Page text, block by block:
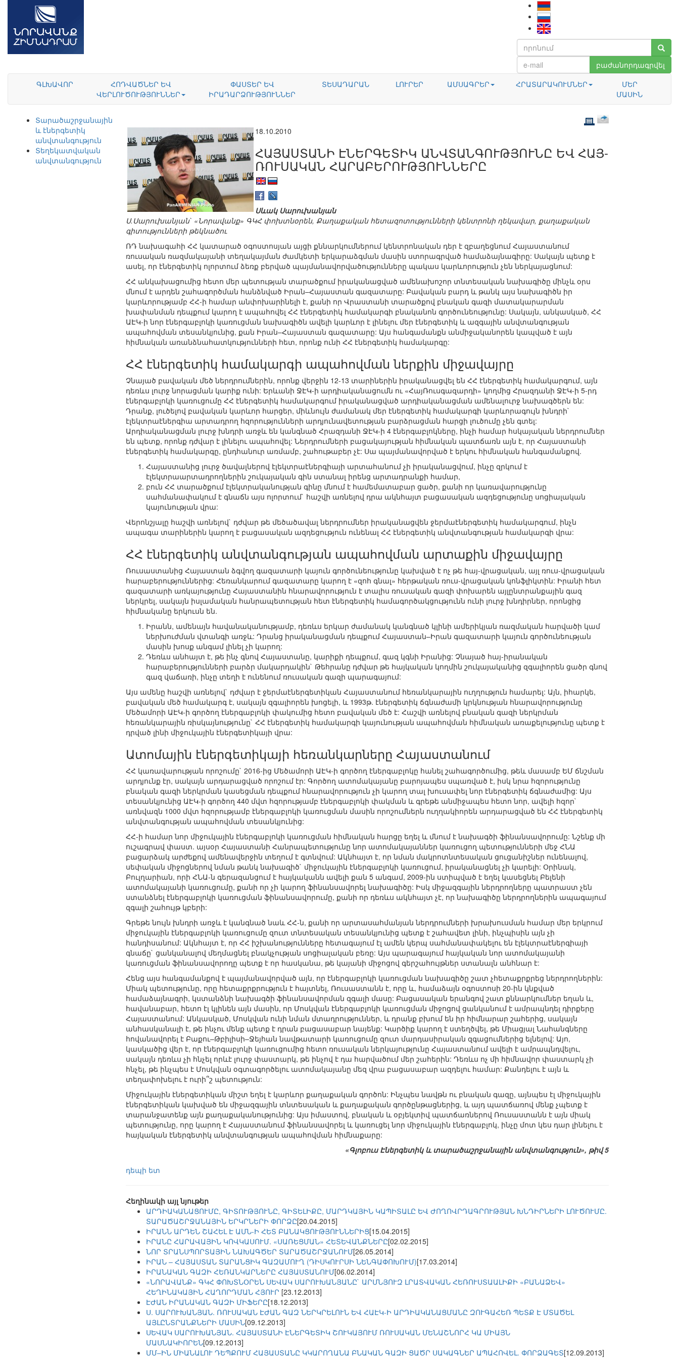
բաժանորդագրվել
ԳԼԽԱՎՈՐ
ՀՈԴՎԱԾՆԵՐ ԵՎ
ՎԵՐԼՈՒԾՈՒԹՅՈՒՆՆԵՐ
ՓԱՍՏԵՐ ԵՎ
ԻՐԱԴԱՐՁՈՒԹՅՈՒՆՆԵՐ
ՏԵՍԱԴԱՐԱՆ ԼՈՒՐԵՐ ԱՄՍԱԳՐԵՐ ՀՐԱՏԱՐԱԿՈՒՄՆԵՐ
ՄԵՐ
ՄԱՍԻՆ
Տարածաշրջանային
և էներգետիկ
անվտանգություն
Տեղեկատվական
անվտանգություն
18.10.2010
ՀԱՅԱՍՏԱՆԻ ԷՆԵՐԳԵՏԻԿ ԱՆՎՏԱՆԳՈՒԹՅՈՒՆԸ ԵՎ ՀԱՅ-
ՌՈՒՍԱԿԱՆ ՀԱՐԱԲԵՐՈՒԹՅՈՒՆՆԵՐԸ
Սևակ Սարուխանյան
Ս.Սարուխանյան` «Նորավանք» ԳԿՀ փոխտնօրեն, Քաղաքական հետազոտությունների կենտրոնի ղեկավար, քաղաքական
գիտությունների թեկնածու
ՌԴ նախագահի ՀՀ կատարած օգոստոսյան այցի քննարկումներում կենտրոնական դեր է զբաղեցնում Հայաստանում
ռուսական ռազմակայանի տեղակայման ժամկետի երկարաձգման մասին ստորագրված համաձայնագիրը: Սակայն պետք է
ասել, որ էներգետիկ ոլորտում ձեռք բերված պայմանավորվածությունները պակաս կարևորություն չեն ներկայացնում:
ՀՀ անկախացումից հետո մեր պետության տարածքում իրականացված ամենախոշոր տնտեսական նախագիծը մինչև օրս
մնում է արդեն շահագործման հանձնված Իրան–Հայաստան գազատարը: Բավական բարդ և թանկ այս նախագիծն իր
կարևորությամբ ՀՀ-ի համար անփոխարինելի է, քանի որ Վրաստանի տարածքով բնական գազի մատակարարման
խափանման դեպքում կարող է ապահովել ՀՀ էներգետիկ համակարգի բնականոն գործունեությունը: Սակայն, անկասկած, ՀՀ
ԱԷԿ-ի նոր էներգաբլոկի կառուցման նախագիծն ավելի կարևոր է լինելու մեր էներգետիկ և ազգային անվտանգության
ապահովման տեսանկյունից, քան Իրան–Հայաստան գազատարը: Այս հանգամանքն անմիջականորեն կապված է այն
հիմնական առանձնահատկությունների հետ, որոնք ունի ՀՀ էներգետիկ համակարգը:
ՀՀ էներգետիկ համակարգի ապահովման ներքին միջավայրը
Չնայած բավական մեծ ներդրումներին, որոնք վերջին 12-13 տարիներին իրականացվել են ՀՀ էներգետիկ համակարգում, այն
դեռևս լուրջ նորացման կարիք ունի: Երևանի ՋԷԿ-ի արդիականացումն ու «ՀայՌուսգազարդի» կողմից Հրազդանի ՋԷԿ-ի 5-րդ
էներգաբլոկի կառուցումը ՀՀ էներգետիկ համակարգում իրականացված արդիականացման ամենալուրջ նախագծերն են:
Դրանք, լուծելով բավական կարևոր հարցեր, միևնույն ժամանակ մեր էներգետիկ համակարգի կարևորագույն խնդրի`
էլեկտրաէներգիա արտադրող հզորությունների արդյունավետության բարձրացման հարցի լուծումը չեն գտել:
Արդիականացման լուրջ խնդրի առջև են կանգնած Հրազդանի ՋԷԿ-ի 4 էներգաբլոկները, ինչի համար հսկայական ներդրումներ
են պետք, որոնք դժվար է լինելու ապահովել: Ներդրումների բացակայության հիմնական պատճառն այն է, որ Հայաստանի
էներգետիկ համակարգը, ընդհանուր առմամբ, շահութաբեր չէ: Սա պայմանավորված է երկու հիմնական հանգամանքով.
Հայաստանից լուրջ ծավալներով էլեկտրաէներգիայի արտահանում չի իրականացվում, ինչը զրկում է
էլեկտրաարտադրողներին շուկայական գին ստանալ իրենց արտադրանքի համար,
բուն ՀՀ տարածքում էլեկտրականության գինը մնում է համեմատաբար ցածր, քանի որ կառավարությունը
սահմանափակում է գնաճն այս ոլորտում` հաշվի առնելով դրա ակնհայտ բացասական ազդեցությունը սոցիալական
կայունության վրա:
Վերոնշյալը հաշվի առնելով` դժվար թե մեծածավալ ներդրումներ իրականացվեն ջերմաէներգետիկ համակարգում, ինչն
ապագա տարիներին կարող է բացասական ազդեցություն ունենալ ՀՀ էներգետիկ անվտանգության համակարգի վրա:
ՀՀ էներգետիկ անվտանգության ապահովման արտաքին միջավայրը
Ռուսաստանից Հայաստան ձգվող գազատարի կայուն գործունեությունը կախված է ոչ թե հայ-վրացական, այլ ռուս-վրացական
հարաբերություններից: Հեռանկարում գազատարը կարող է «զոհ գնալ» հերթական ռուս-վրացական կոնֆլիկտին: Իրանի հետ
գազատարի առկայությունը Հայաստանին հնարավորություն է տալիս ռուսական գազի փոխարեն այլընտրանքային գազ
ներկրել, սակայն իսլամական հանրապետության հետ էներգետիկ համագործակցությունն ունի լուրջ խնդիրներ, որոնցից
հիմնականը երկուսն են.
Իրանն, ամենայն հավանականությամբ, դեռևս երկար ժամանակ կանգնած կլինի ամերիկյան ռազմական հարվածի կամ
ներխուժման վտանգի առջև: Դրանց իրականացման դեպքում Հայաստան–Իրան գազատարի կայուն գործունեության
մասին խոսք անգամ լինել չի կարող:
Դեռևս անհայտ է, թե ինչ գնով Հայաստանը, կարիքի դեպքում, գազ կգնի Իրանից: Չնայած հայ-իրանական
հարաբերությունների բարձր մակարդակին` Թեհրանը դժվար թե հայկական կողմին շուկայականից զգալիորեն ցածր գնով
գազ վաճառի, ինչը տեղի է ունենում ռուսական գազի պարագայում:
Այս ամենը հաշվի առնելով` դժվար է ջերմաէներգետիկան Հայաստանում հեռանկարային ուղղություն համարել: Այն, իհարկե,
բավական մեծ համակարգ է, սակայն զգալիորեն խոցելի, և 1993թ. էներգետիկ ճգնաժամի կրկնության հնարավորությունը
Մեծամորի ԱԷԿ-ի գործող էներգաբլոկի փակումից հետո բավական մեծ է: Հաշվի առնելով բնական գազի ներկրման
հեռանկարային ռիսկայնությունը` ՀՀ էներգետիկ համակարգի կայունության ապահովման հիմնական առաքելությունը պետք է
դրված լինի միջուկային էներգետիկայի վրա:
Ատոմային էներգետիկայի հեռանկարները Հայաստանում
ՀՀ կառավարության որոշումը` 2016-ից Մեծամորի ԱԷԿ-ի գործող էներգաբլոկը հանել շահագործումից, թեև մասամբ ԵՄ ճնշման
արդյունք էր, սակայն արդարացված որոշում էր: Գործող ատոմակայանը բարոյապես սպառված է, իսկ նրա հզորությունը
բնական գազի ներկրման կասեցման դեպքում հնարավորություն չի կարող տալ խուսափել նոր էներգետիկ ճգնաժամից: Այս
տեսանկյունից ԱԷԿ-ի գործող 440 մվտ հզորությամբ էներգաբլոկի փակման և գրեթե անմիջապես հետո նոր, ավելի հզոր`
առնվազն 1000 մվտ հզորությամբ էներգաբլոկի կառուցման մասին որոշումներն ուղղակիորեն արդարացված են ՀՀ էներգետիկ
անվտանգության ապահովման տեսանկյունից:
ՀՀ-ի համար նոր միջուկային էներգաբլոկի կառուցման հիմնական հարցը եղել և մնում է նախագծի ֆինանսավորումը: Նշենք մի
ուշագրավ փաստ. այսօր Հայաստանի Հանրապետությունը նոր ատոմակայաններ կառուցող պետությունների մեջ ՀՆԱ
բացարձակ արժեքով ամենավերջին տեղում է գտնվում: Ակնհայտ է, որ նման մակրոտնտեսական ցուցանիշներ ունենալով,
սեփական միջոցներով նման թանկ նախագիծ` միջուկային էներգաբլոկի կառուցում, իրականացնել չի կարելի: Օրինակ,
Բուլղարիան, որի ՀՆԱ-ն գերազանցում է հայկականն ավելի քան 5 անգամ, 2009-ին ստիպված է եղել կասեցնել Բելենի
ատոմակայանի կառուցումը, քանի որ չի կարող ֆինանսավորել նախագիծը: Իսկ միջազգային ներդրողները պատրաստ չեն
ստանձնել էներգաբլոկի կառուցման ֆինանսավորումը, քանի որ դեռևս ակնհայտ չէ, որ նախագիծը ներդրողներին ապագայում
զգալի շահույթ կբերի:
Գրեթե նույն խնդրի առջև է կանգնած նաև ՀՀ-ն, քանի որ արտասահմանյան ներդրումների խրախուսման համար մեր երկրում
միջուկային էներգաբլոկի կառուցումը զուտ տնտեսական տեսանկյունից պետք է շահավետ լինի, ինչպիսին այն չի
հանդիսանում: Ակնհայտ է, որ ՀՀ իշխանությունները հետագայում էլ ամեն կերպ սահմանափակելու են էլեկտրաէներգիայի
գնաճը` ցանկանալով մեղմացնել բնակչության սոցիալական բեռը: Այս պարագայում հայկական նոր ատոմակայանի
կառուցման ֆինանսավորողը պետք է որ հասկանա, թե կայանի միջոցով գերշահույթներ ստանալն անհնար է:
Հենց այս հանգամանքով է պայմանավորված այն, որ էներգաբլոկի կառուցման նախագիծը շատ չհետաքրքրեց ներդրողներին:
Միակ պետությունը, որը հետաքրքրություն է հայտնել, Ռուսաստանն է, որը և, համաձայն օգոստոսի 20-ին կնքված
համաձայնագրի, կստանձնի նախագծի ֆինանսավորման զգալի մասը: Բացասական երանգով շատ քննարկումներ եղան և,
հավանաբար, հետո էլ կլինեն այն մասին, որ Մոսկվան էներգաբլոկի կառուցման միջոցով ցանկանում է ամրապնդել դիրքերը
Հայաստանում: Անկասկած, Մոսկվան ունի նման մտադրություններ, և դրանք բխում են իր հիմնարար շահերից, սակայն
անհասկանալի է, թե ինչու մենք պետք է դրան բացասաբար նայենք: Կարծիք կարող է ստեղծվել, թե Միացյալ Նահանգները
հովանավորել է Բաքու–Թբիլիսի–Ջեյհան նավթատարի կառուցումը զուտ մարդասիրական զգացումներից ելնելով: Այո,
կասկածից վեր է, որ էներգաբլոկի կառուցումից հետո ռուսական ներկայությունը Հայաստանում ավելի է ամրապնդվելու,
սակայն դեռևս չի հնչել որևէ լուրջ փաստարկ, թե ինչով է դա հարվածում մեր շահերին: Դեռևս ոչ մի հիմնավոր փաստարկ չի
հնչել, թե ինչպես է Մոսկվան օգտագործելու ատոմակայանը մեզ վրա բացասաբար ազդելու համար: Քանդելու է այն և
տեղափոխելու է ուրի՞շ պետություն:
Միջուկային էներգետիկան միշտ եղել է կարևոր քաղաքական գործոն: Ինչպես նավթն ու բնական գազը, այնպես էլ միջուկային
էներգետիկան կախված են միջազգային տնտեսական և քաղաքական գործընթացներից, և այդ պատճառով մենք չպետք է
տարանջատենք այն քաղաքականությունից: Այս իմաստով, բնական և օբյեկտիվ պատճառներով Ռուսաստանն է այն միակ
պետությունը, որը կարող է Հայաստանում ֆինանսավորել և կառուցել նոր միջուկային էներգաբլոկ, ինչը մոտ կես դար լինելու է
հայկական էներգետիկ անվտանգության ապահովման հիմնաքարը:
«Գլոբուս Էներգետիկ և տարածաշրջանային անվտանգություն», թիվ 5
դեպի ետ
Հեղինակի այլ նյութեր
ԱՐԴԻԱԿԱՆԱՑՈՒՄԸ, ԳԻՏՈՒԹՅՈՒՆԸ, ԳԻՏԵԼԻՔԸ, ՄԱՐԴԿԱՅԻՆ ԿԱՊԻՏԱԼԸ ԵՎ ԺՈՂՈՎՐԴԱԳՐՈՒԹՅԱՆ ԽՆԴԻՐՆԵՐԻ ԼՈՒԾՈՒՄԸ.
ՏԱՐԱԾԱՇՐՋԱՆԱՅԻՆ ԵՐԿՐՆԵՐԻ ՓՈՐՁԸ[20.04.2015]
ԻՐԱՆՆ ԱՐԴԵՆ ՇԱՀԵԼ Է ԱՄՆ-Ի ՀԵՏ ԲԱՆԱԿՑՈՒԹՅՈՒՆՆԵՐԻՑ[15.04.2015]
ԻՐԱՆԸ ՀԱՐԱՎԱՅԻՆ ԿՈՎԿԱՍՈՒՄ. «ՍԱՌԵՑՄԱՆ» ՀԵՏԵՎԱՆՔՆԵՐԸ[02.02.2015]
ՆՈՐ ՏՐԱՆՍՊՈՐՏԱՅԻՆ ՆԱԽԱԳԾԵՐ ՏԱՐԱԾԱՇՐՋԱՆՈՒՄ[26.05.2014]
ԻՐԱՆ – ՀԱՅԱՍՏԱՆ ՏԱՐԱՆՑԻԿ ԳԱԶԱՄՈՒՂ (ԴԻՍԿՈՒՐՍԻ ՆԵՆԳԱՓՈԽՈՒՄ)[17.03.2014]
ԻՐԱՆԱԿԱՆ ԳԱԶԻ ՀԵՌԱՆԿԱՐՆԵՐԸ ՀԱՅԱՍՏԱՆՈՒՄ[06.02.2014]
«ՆՈՐԱՎԱՆՔ» ԳԿՀ ՓՈԽՏՆՕՐԵՆ ՍԵՎԱԿ ՍԱՐՈՒԽԱՆՅԱՆԸ` ԱՐՄՆՅՈՒԶ ԼՐԱՏՎԱԿԱՆ ՀԵՌՈՒՍՏԱԱԼԻՔԻ «ԲԱՆԱՁԵՎ»
ՀԵՂԻՆԱԿԱՅԻՆ ՀԱՂՈՐԴՄԱՆ ՀՅՈՒՐ [23.12.2013]
ԷԺԱՆ ԻՐԱՆԱԿԱՆ ԳԱԶԻ ՄԻՖԵՐԸ[18.12.2013]
Ս. ՍԱՐՈՒԽԱՆՅԱՆ. ՌՈՒՍԱԿԱՆ ԷԺԱՆ ԳԱԶ ՆԵՐԿՐԵԼՈՒՆ ԵՎ ՀԱԷԿ-Ի ԱՐԴԻԱԿԱՆԱՑՄԱՆԸ ԶՈՒԳԱՀԵՌ ՊԵՏՔ Է ՄՏԱԾԵԼ
ԱՅԼԸՆՏՐԱՆՔՆԵՐԻ ՄԱՍԻՆ[09.12.2013]
ՍԵՎԱԿ ՍԱՐՈՒԽԱՆՅԱՆ. ՀԱՅԱՍՏԱՆԻ ԷՆԵՐԳԵՏԻԿ ՇՈՒԿԱՅՈՒՄ ՌՈՒՍԱԿԱՆ ՄԵՆԱՇՆՈՐՀ ԿԱ ՄԻԱՅՆ
ՄԱՍՆԱԿԻՈՐԵՆ[09.12.2013]
ՄՄ–ԻՆ ՄԻԱՆԱԼՈՒ ԴԵՊՔՈՒՄ ՀԱՅԱՍՏԱՆԸ ԿԿԱՐՈՂԱՆԱ ԲՆԱԿԱՆ ԳԱԶԻ ՑԱԾՐ ՍԱԿԱԳՆԵՐ ԱՊԱՀՈՎԵԼ. ՓՈՐՁԱԳԵՏ[12.09.2013]